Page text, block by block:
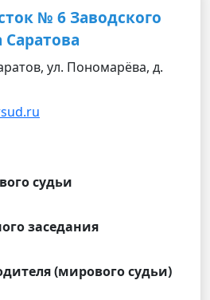
№ 6 Заводского
Саратова
ул. Пономарёва, д.
судьи
заседания
(мирового судьи)